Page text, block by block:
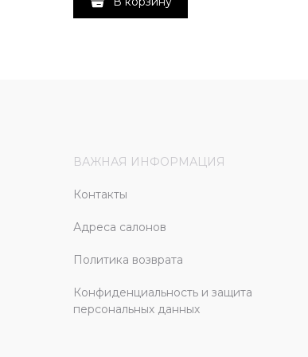
ВАЖНАЯ ИНФОРМАЦИЯ
Контакты
Адреса салонов
Политика возврата
Конфиденциальность и защита
персональных данных